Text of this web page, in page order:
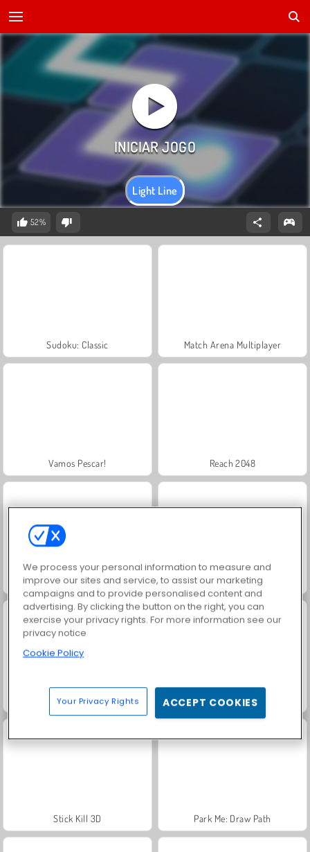
Light Line
52%
Sudoku: Classic Match Arena Multiplayer
Vamos Pescar! Reach 2048
Grand Mahjong Connect Super Ninja Balloon
My Castle: Merge and Story Jigsolitaire
Stick Kill 3D Park Me: Draw Path
We process your personal information to measure and
improve our sites and service, to assist our marketing
campaigns and to provide personalised content and
advertising. By clicking the button on the right, you can
exercise your privacy rights. For more information see our
privacy notice
Cookie Policy
Your Privacy Rights ACCEPT COOKIES